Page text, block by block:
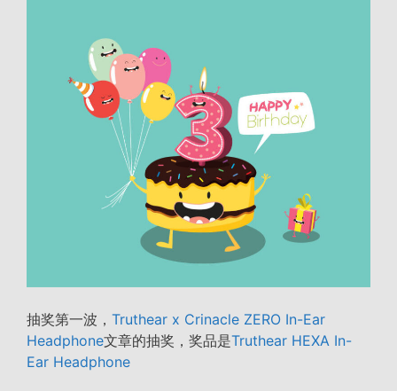
抽奖第一波， Truthear x Crinacle ZERO In-Ear
Headphone文章的抽奖，奖品是Truthear HEXA In-
Ear Headphone